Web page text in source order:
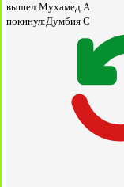
вышел:Мухамед А
покинул:Думбия С